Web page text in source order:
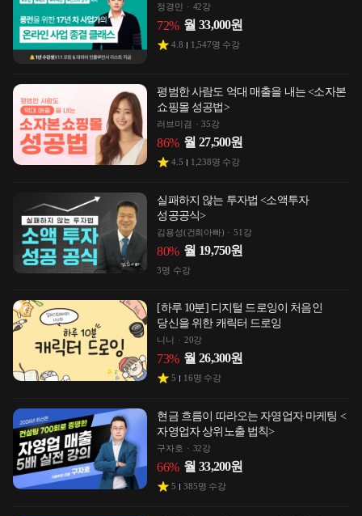
정경민 42강
72% 월 33,000원
4.8 1,547명 수강
평범한 사람도 억대 매출을 내는 <소자본
쇼핑몰 성공법>
러브미겸 35강
86% 월 27,500원
4.5 1,238명 수강
실패하지 않는 투자법 <소액투자
성공공식>
김용성(건희아빠) 51강
80% 월 19,750원
3명 수강
[하루 10분] 디지털 드로잉이 처음인
당신을 위한 캐릭터 드로잉
니니 20강
73% 월 26,300원
5 16명 수강
현금 흐름이 따라오는 자영업자 마케팅 <
자영업자 상위노출 법칙>
구자호 32강
66% 월 33,200원
5 385명 수강